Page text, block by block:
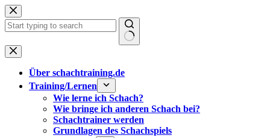
Zum
Inhalt
springen
Keine
Ergebnisse
Über schachtraining.de
Training/Lernen
Wie lerne ich Schach?
Wie bringe ich anderen Schach bei?
Schachtrainer werden
Grundlagen des Schachspiels